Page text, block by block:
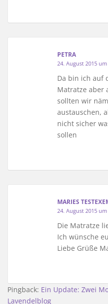
PETRA
24. August 2015
Da bin ich auf
Matratze aber
sollten wir
austauschen,
nicht sicher
sollen
MARIES
24. August 2015
Die Matratze
Ich wünsche
Liebe Grüße
Pingback: Ein Update: Zwei
Lavendelblog